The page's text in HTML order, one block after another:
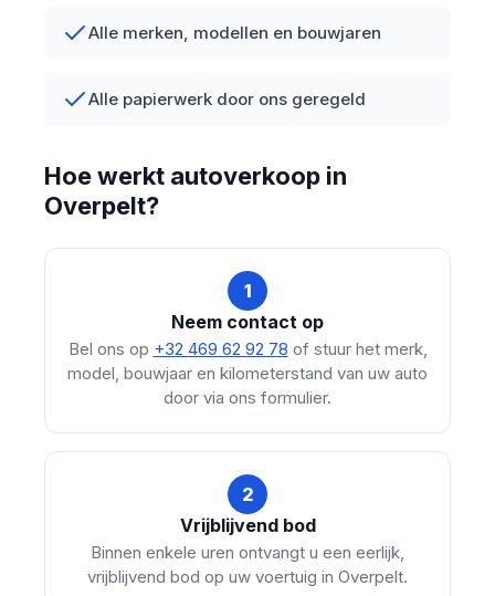
Alle merken, modellen en bouwjaren
Alle papierwerk door ons geregeld
Hoe werkt autoverkoop in
Overpelt?
1
Neem contact op
Bel ons op +32 469 62 92 78 of stuur het merk,
model, bouwjaar en kilometerstand van uw auto
door via ons formulier.
2
Vrijblijvend bod
Binnen enkele uren ontvangt u een eerlijk,
vrijblijvend bod op uw voertuig in Overpelt.